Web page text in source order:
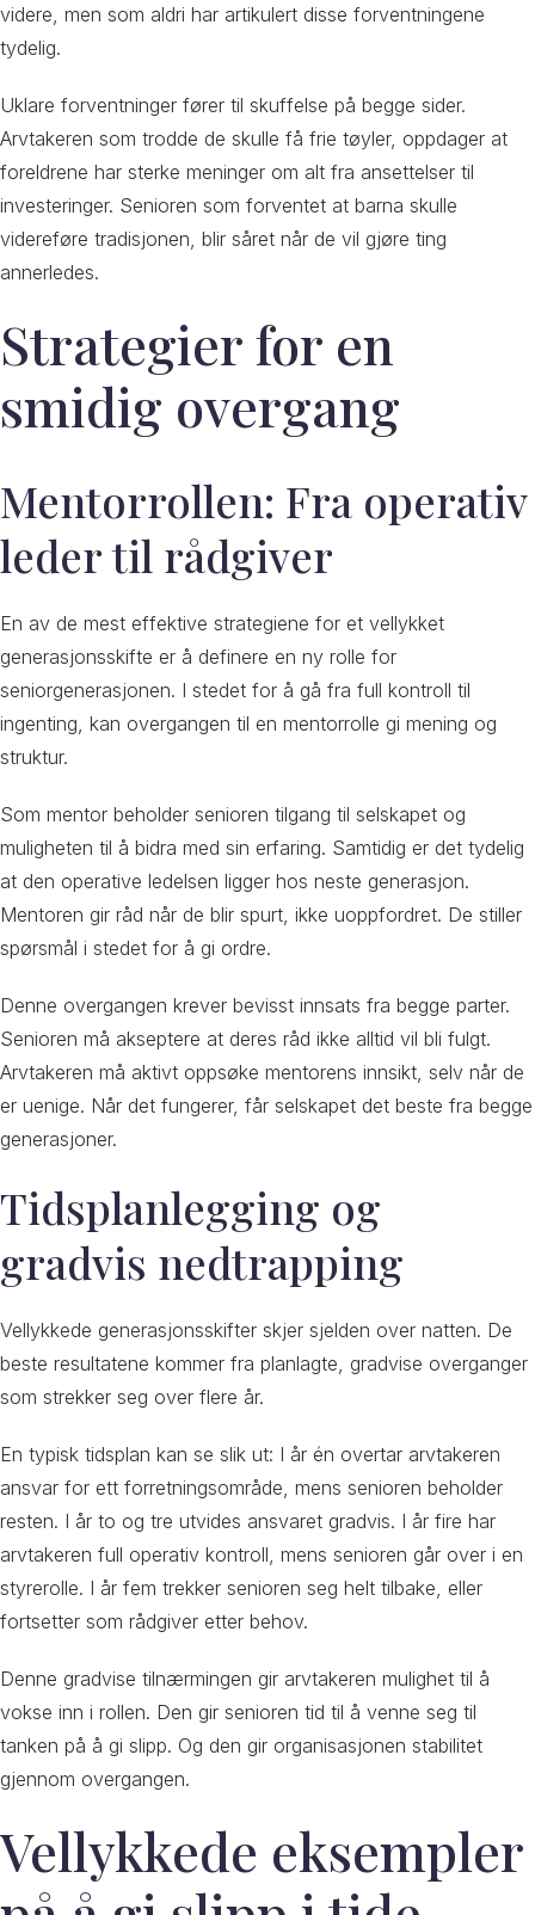
videre, men som aldri har artikulert disse forventningene
tydelig.
Uklare forventninger fører til skuffelse på begge sider.
Arvtakeren som trodde de skulle få frie tøyler, oppdager at
foreldrene har sterke meninger om alt fra ansettelser til
investeringer. Senioren som forventet at barna skulle
videreføre tradisjonen, blir såret når de vil gjøre ting
annerledes.
Strategier for en
smidig overgang
Mentorrollen: Fra operativ
leder til rådgiver
En av de mest effektive strategiene for et vellykket
generasjonsskifte er å definere en ny rolle for
seniorgenerasjonen. I stedet for å gå fra full kontroll til
ingenting, kan overgangen til en mentorrolle gi mening og
struktur.
Som mentor beholder senioren tilgang til selskapet og
muligheten til å bidra med sin erfaring. Samtidig er det tydelig
at den operative ledelsen ligger hos neste generasjon.
Mentoren gir råd når de blir spurt, ikke uoppfordret. De stiller
spørsmål i stedet for å gi ordre.
Denne overgangen krever bevisst innsats fra begge parter.
Senioren må akseptere at deres råd ikke alltid vil bli fulgt.
Arvtakeren må aktivt oppsøke mentorens innsikt, selv når de
er uenige. Når det fungerer, får selskapet det beste fra begge
generasjoner.
Tidsplanlegging og
gradvis nedtrapping
Vellykkede generasjonsskifter skjer sjelden over natten. De
beste resultatene kommer fra planlagte, gradvise overganger
som strekker seg over flere år.
En typisk tidsplan kan se slik ut: I år én overtar arvtakeren
ansvar for ett forretningsområde, mens senioren beholder
resten. I år to og tre utvides ansvaret gradvis. I år fire har
arvtakeren full operativ kontroll, mens senioren går over i en
styrerolle. I år fem trekker senioren seg helt tilbake, eller
fortsetter som rådgiver etter behov.
Denne gradvise tilnærmingen gir arvtakeren mulighet til å
vokse inn i rollen. Den gir senioren tid til å venne seg til
tanken på å gi slipp. Og den gir organisasjonen stabilitet
gjennom overgangen.
Vellykkede eksempler